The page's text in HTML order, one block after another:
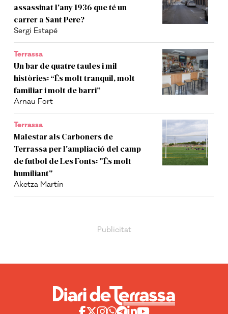
assassinat l'any 1936 que té un
carrer a Sant Pere?
Sergi Estapé
Terrassa
Un bar de quatre taules i mil
històries: “És molt tranquil, molt
familiar i molt de barri”
Arnau Fort
Terrassa
Malestar als Carboners de
Terrassa per l'ampliació del camp
de futbol de Les Fonts: "És molt
humiliant"
Aketza Martín